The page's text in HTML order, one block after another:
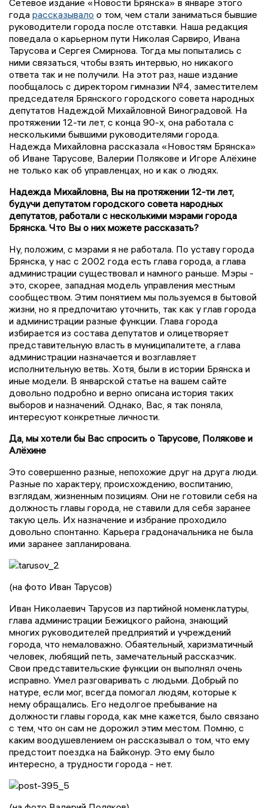
Сетевое издание «Новости Брянска» в январе этого
года рассказывало о том, чем стали заниматься бывшие
руководители города после отставки. Наша редакция
поведала о карьерном пути Николая Сарвиро, Ивана
Тарусова и Сергея Смирнова. Тогда мы попытались с
ними связаться, чтобы взять интервью, но никакого
ответа так и не получили. На этот раз, наше издание
пообщалось с директором гимназии №4, заместителем
председателя Брянского городского совета народных
депутатов Надеждой Михайловной Виноградовой. На
протяжении 12-ти лет, с конца 90-х, она работала с
несколькими бывшими руководителями города.
Надежда Михайловна рассказала «Новостям Брянска»
об Иване Тарусове, Валерии Полякове и Игоре Алёхине
не только как об управленцах, но и как о людях.
Надежда Михайловна, Вы на протяжении 12-ти лет,
будучи депутатом городского совета народных
депутатов, работали с несколькими мэрами города
Брянска. Что Вы о них можете рассказать?
Ну, положим, с мэрами я не работала. По уставу города
Брянска, у нас с 2002 года есть глава города, а глава
администрации существовал и намного раньше. Мэры -
это, скорее, западная модель управления местным
сообществом. Этим понятием мы пользуемся в бытовой
жизни, но я предпочитаю уточнить, так как у глав города
и администрации разные функции. Глава города
избирается из состава депутатов и олицетворяет
представительную власть в муниципалитете, а глава
администрации назначается и возглавляет
исполнительную ветвь. Хотя, были в истории Брянска и
иные модели. В январской статье на вашем сайте
довольно подробно и верно описана история таких
выборов и назначений. Однако, Вас, я так поняла,
интересуют конкретные личности.
Да, мы хотели бы Вас спросить о Тарусове, Полякове и
Алёхине
Это совершенно разные, непохожие друг на друга люди.
Разные по характеру, происхождению, воспитанию,
взглядам, жизненным позициям. Они не готовили себя на
должность главы города, не ставили для себя заранее
такую цель. Их назначение и избрание проходило
довольно спонтанно. Карьера градоначальника не была
ими заранее запланирована.
(на фото Иван Тарусов)
Иван Николаевич Тарусов из партийной номенклатуры,
глава администрации Бежицкого района, знающий
многих руководителей предприятий и учреждений
города, что немаловажно. Обаятельный, харизматичный
человек, любящий петь, замечательный рассказчик.
Свои представительские функции он выполнял очень
исправно. Умел разговаривать с людьми. Добрый по
натуре, если мог, всегда помогал людям, которые к
нему обращались. Его недолгое пребывание на
должности главы города, как мне кажется, было связано
с тем, что он сам не дорожил этим местом. Помню, с
каким воодушевлением он рассказывал о том, что ему
предстоит поездка на Байконур. Это ему было
интересно, а трудности города - нет.